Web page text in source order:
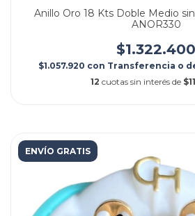
Anillo Oro 18 Kts Doble Medio
ANOR330
$1.322.400
$1.057.920 con Transferencia o
12 cuotas sin interés de
ENVÍO GRATIS